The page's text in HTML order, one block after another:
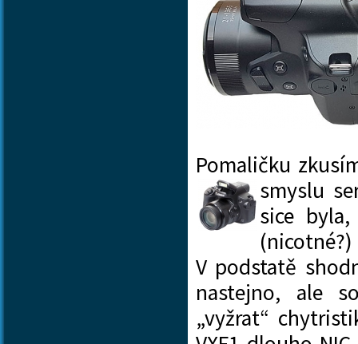
Pomaličku
smyslu
sice
V podstatě
nastejno, ale
„vyžrat“